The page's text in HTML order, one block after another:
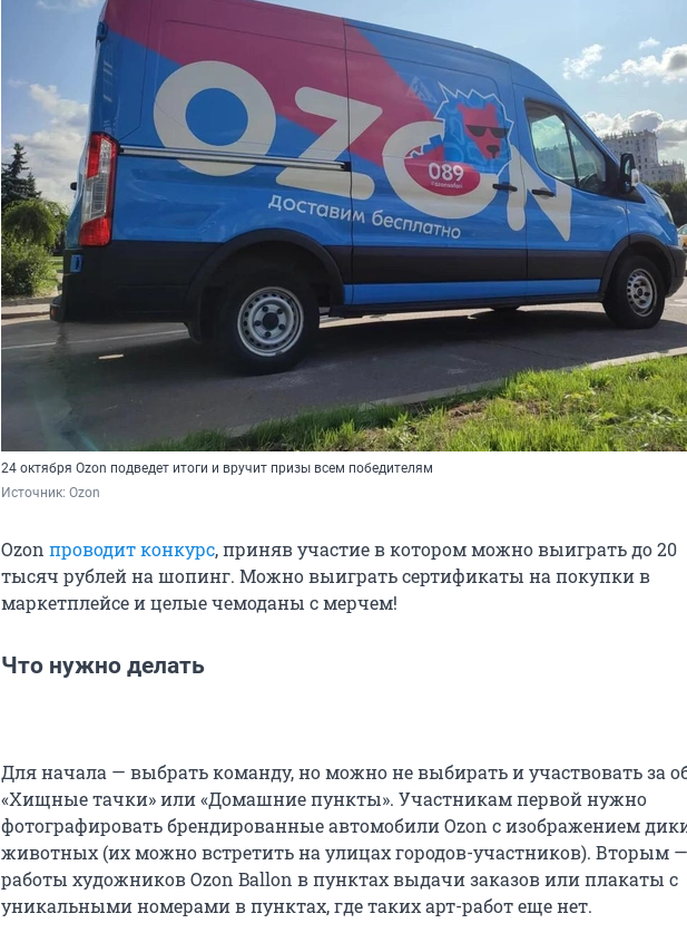
24 октября Ozon подведет итоги и вручит призы всем победителям
Источник: Ozon
Ozon проводит конкурс, приняв участие в котором можно выиграть до 20
тысяч рублей на шопинг. Можно выиграть сертификаты на покупки в
маркетплейсе и целые чемоданы с мерчем!
Что нужно делать
Для начала — выбрать команду, но можно не выбирать и участвовать за
«Хищные тачки» или «Домашние пункты». Участникам первой нужно
фотографировать брендированные автомобили Ozon с изображением
животных (их можно встретить на улицах городов-участников). Вторым —
работы художников Ozon Ballon в пунктах выдачи заказов или плакаты с
уникальными номерами в пунктах, где таких арт-работ еще нет.